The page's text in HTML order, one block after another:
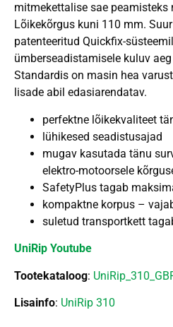
mitmekettalise sae peamisteks
Lõikekõrgus kuni 110 mm.
patenteeritud Quickfix-
ümberseadistamisele kuluv
Standardis on masin hea
lisade abil edasiarendatav.
perfektne lõikekvaliteet
lühikesed seadistusajad
mugav kasutada tänu
elektro-motoorsele
SafetyPlus tagab
kompaktne korpus –
suletud transportkett
UniRip Youtube
Tootekataloog:
Lisainfo: UniRip 310